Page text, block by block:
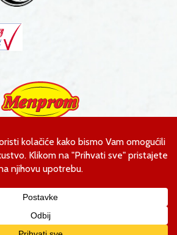
Ahmeta Kobića bb
Tuzla, Bosna i Hercegovina
F. +387 35 393 775
kontakt@menprom.ba
Sva prava zadržana.